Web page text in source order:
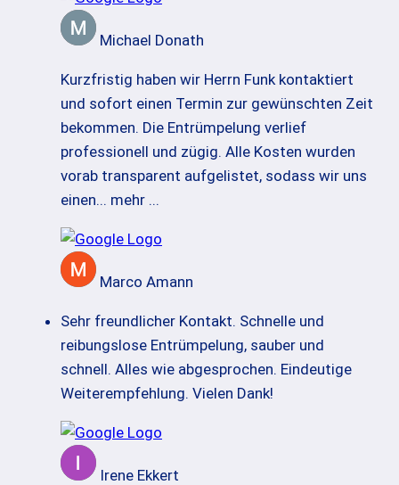
Michael Donath
Kurzfristig haben wir Herrn Funk kontaktiert
und sofort einen Termin zur gewünschten Zeit
bekommen. Die Entrümpelung verlief
professionell und zügig. Alle Kosten wurden
vorab transparent aufgelistet, sodass wir uns
einen... mehr ...
Marco Amann
Sehr freundlicher Kontakt. Schnelle und
reibungslose Entrümpelung, sauber und
schnell. Alles wie abgesprochen. Eindeutige
Weiterempfehlung. Vielen Dank!
Irene Ekkert